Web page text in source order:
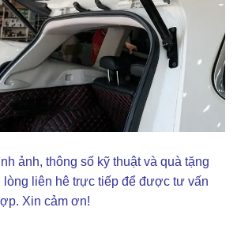
ảnh, thông số kỹ thuật và quà tặng
lòng liên hê trực tiếp để được tư vấn
Xin cảm ơn!